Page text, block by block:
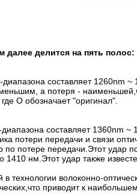
далее делится на пять
составляет 1260nm
а потеря -
O обозначает "оригинал".
составляет 1360nm
потери передачи и связи
по потере передачи.Этот удар
1410 нм.Этот удар также
в технологии волоконно-
приводит к